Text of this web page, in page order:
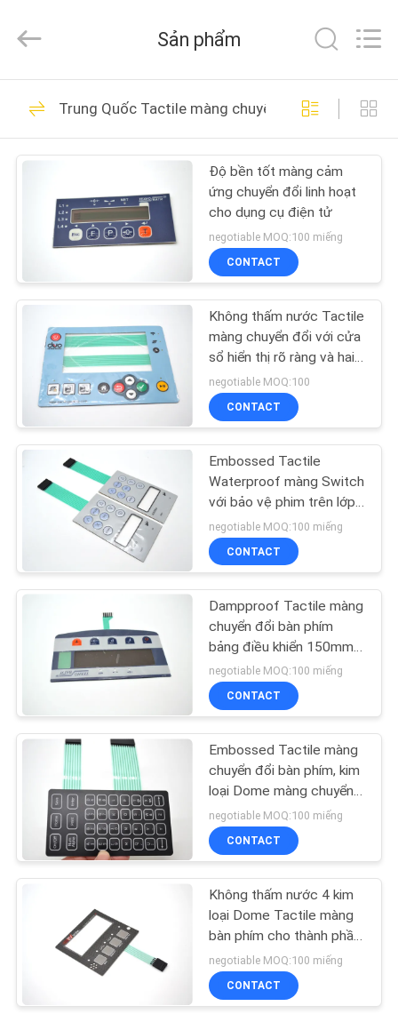
TRANG
CHỦ
PHẨM
VIDEO
CHÚNG
TÔI
THAM
QUAN
MÁY
SOÁT
CHẤT
LƯỢNG
CHÚNG
TÔI
GIÁ
Zhongshan
Membrane
Ltd..
Reserved.
Kim loại Dome
màng chuyển đổi
91
Tactile màng chuyển
đổi
34
Chuyển màng phẳng
32
PCB màng chuyển
đổi
LED màng chuyển
đổi
18
Sản phẩm
Trung Quốc Tactile màng chuyển đổi
Độ bền tốt màng cảm
ứng chuyển đổi linh hoạt
cho dụng cụ điện tử
negotiable MOQ:100 miếng
CONTACT
Không thấm nước Tactile
màng chuyển đổi với cửa
sổ hiển thị rõ ràng và hai
kết nối đuôi
negotiable MOQ:100
CONTACT
Embossed Tactile
Waterproof màng Switch
với bảo vệ phim trên lớp
phủ
negotiable MOQ:100 miếng
CONTACT
Dampproof Tactile màng
chuyển đổi bàn phím
bảng điều khiển 150mm x
80mm OEM / ODM
negotiable MOQ:100 miếng
CONTACT
Embossed Tactile màng
chuyển đổi bàn phím, kim
loại Dome màng chuyển
đổi
negotiable MOQ:100 miếng
CONTACT
Không thấm nước 4 kim
loại Dome Tactile màng
bàn phím cho thành phần
điện tử
negotiable MOQ:100 miếng
CONTACT